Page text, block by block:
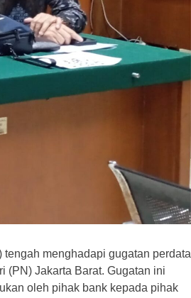
menghadapi gugatan perdata
(PN) Jakarta Barat. Gugatan ini
oleh pihak bank kepada pihak